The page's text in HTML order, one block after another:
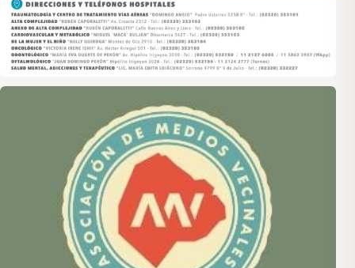
Asociación de Medios Vecinales